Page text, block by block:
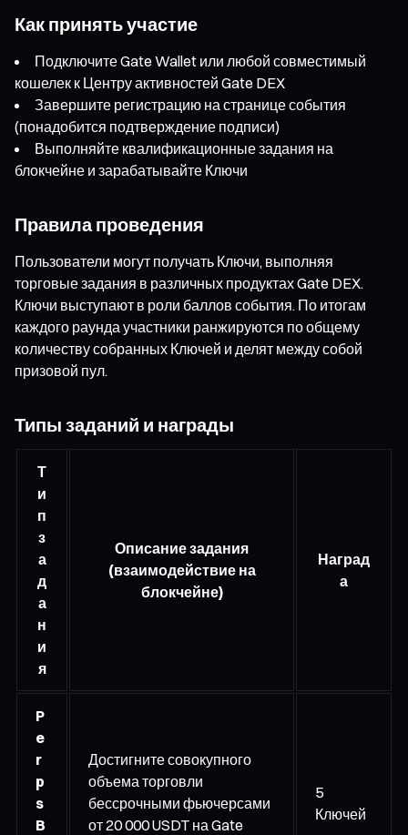
Как принять участие
Подключите Gate Wallet или любой совместимый
кошелек к Центру активностей Gate DEX
Завершите регистрацию на странице события
(понадобится подтверждение подписи)
Выполняйте квалификационные задания на
блокчейне и зарабатывайте Ключи
Правила проведения
Пользователи могут получать Ключи, выполняя
торговые задания в различных продуктах Gate DEX.
Ключи выступают в роли баллов события. По итогам
каждого раунда участники ранжируются по общему
количеству собранных Ключей и делят между собой
призовой пул.
Типы заданий и награды
Т
и
п
з
а
д
а
н
и
я
Описание задания
(взаимодействие на
блокчейне)
Наград
а
P
e
r
p
s
B
Достигните совокупного
объема торговли
бессрочными фьючерсами
от 20 000 USDT на Gate
5
Ключей